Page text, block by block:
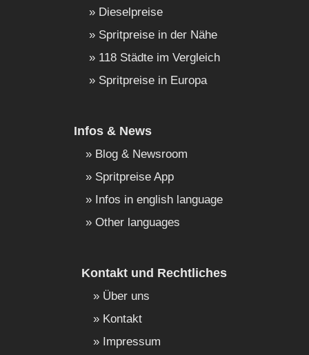
Dieselpreise
Spritpreise in der Nähe
118 Städte im Vergleich
Spritpreise in Europa
Infos & News
Blog & Newsroom
Spritpreise App
Infos in english language
Other languages
Kontakt und Rechtliches
Über uns
Kontakt
Impressum